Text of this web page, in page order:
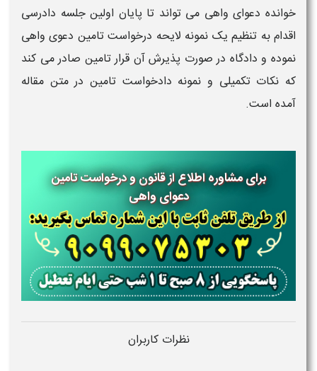
خوانده دعوای واهی می تواند تا پایان اولین جلسه دادرسی
اقدام به تنظیم یک نمونه لایحه درخواست تامین دعوی واهی
نموده و دادگاه در صورت پذیرش آن قرار تامین صادر می کند
که نکات تکمیلی و نمونه دادخواست تامین در متن مقاله
آمده است.
برای مشاوره اطلاع از قانون و درخواست تامین
دعوای واهی
نظرات کاربران